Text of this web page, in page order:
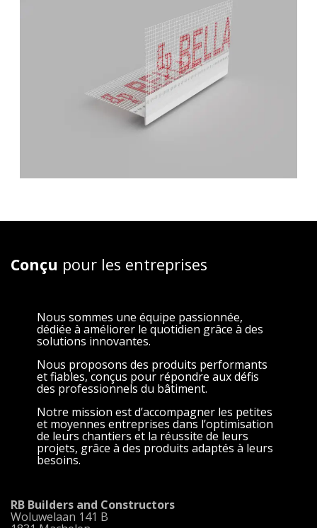
Conçu pour les entreprises
Nous sommes une équipe passionnée,
dédiée à améliorer le quotidien grâce à des
solutions innovantes.
Nous proposons des produits performants
et fiables, conçus pour répondre aux défis
des professionnels du bâtiment.
Notre mission est d’accompagner les petites
et moyennes entreprises dans l’optimisation
de leurs chantiers et la réussite de leurs
projets, grâce à des produits adaptés à leurs
besoins.
RB Builders and Constructors
Woluwelaan 141 B